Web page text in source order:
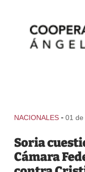
NACIONALES - 01 de
Soria
Cámara